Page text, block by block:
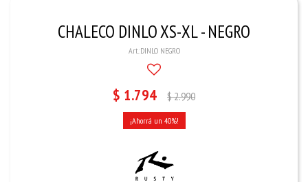
CHALECO DINLO XS-XL - NEGRO
DINLO NEGRO
$ 1.794 $2.990
40